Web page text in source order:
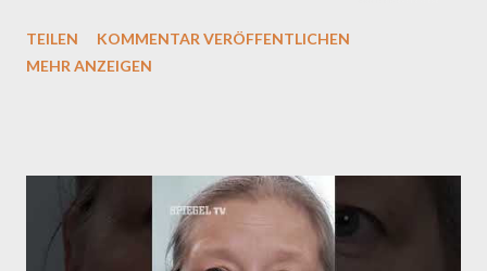
nicht um Rache sondern um den Hauch von Gerechtigkeit. Denn
erheben? Oder kann der Bestatter sein Spiel mit den
Trauernden weiterspielen? Er ist charmant, gut aussehend und
kann trösten. Sein Beruf: Bestatter. Wer sich in ihn verliebt,
TEILEN
KOMMENTAR VERÖFFENTLICHEN
MEHR ANZEIGEN